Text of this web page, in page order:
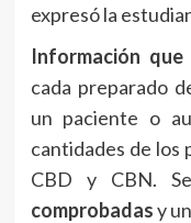
expresó la
Información
cada preparado
un paciente o
cantidades de los
CBD y CBN.
comprobadasy